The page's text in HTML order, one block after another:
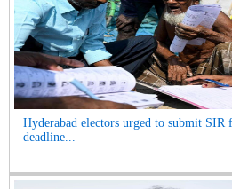
Hyderabad electors urged to submit SIR
deadline...